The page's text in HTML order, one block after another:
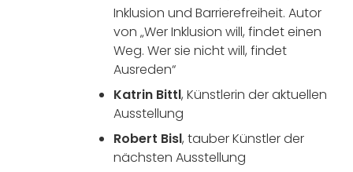
Inklusion und Barrierefreiheit. Autor
von „Wer Inklusion will, findet einen
Weg. Wer sie nicht will, findet
Ausreden“
Katrin Bittl, Künstlerin der aktuellen
Ausstellung
Robert Bisl, tauber Künstler der
nächsten Ausstellung